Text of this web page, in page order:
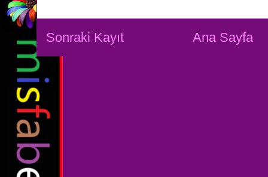
Sonraki Kayıt Ana Sayfa